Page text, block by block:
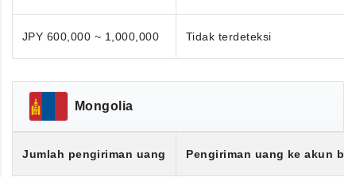
JPY 600,000 ~ 1,000,000 Tidak terdeteksi
Mongolia
Jumlah pengiriman uang Pengiriman uang ke akun